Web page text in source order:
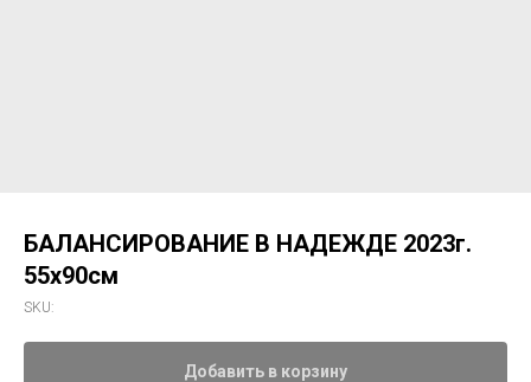
БАЛАНСИРОВАНИЕ В НАДЕЖДЕ 2023г.
55х90см
SKU:
Добавить в корзину